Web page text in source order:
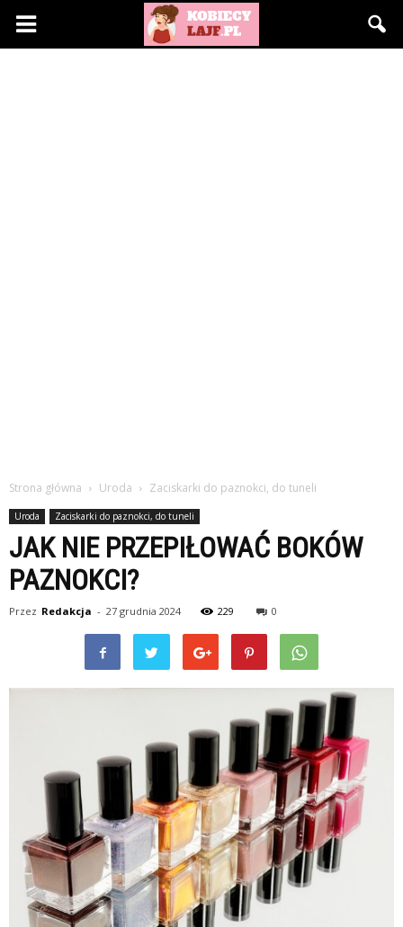
KobiecyLajf.pl
Strona główna Uroda Zaciskarki do paznokci, do tuneli
Uroda Zaciskarki do paznokci, do tuneli
JAK NIE PRZEPIŁOWAĆ BOKÓW
PAZNOKCI?
Przez Redakcja - 27 grudnia 2024 229 0